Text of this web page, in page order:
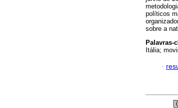
políticos
sobre a
Palavras-
Itália;
·